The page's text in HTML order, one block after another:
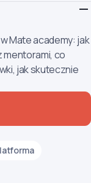
Mate academy: jak
mentorami, co
jak skutecznie